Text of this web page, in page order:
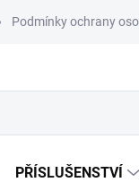
Podmínky ochrany
PŘÍSLUŠENSTVÍ